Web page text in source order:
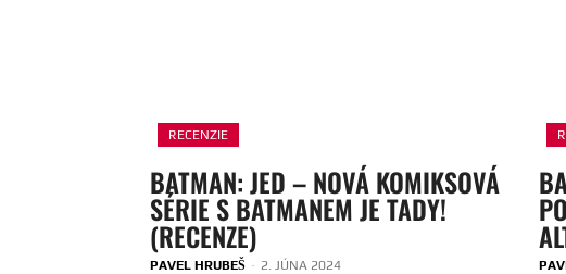
RECENZIE
BATMAN: JED – NOVÁ KOMIKSOVÁ
SÉRIE S BATMANEM JE TADY!
(RECENZE)
PAVEL HRUBEŠ - 2. JÚNA 2024